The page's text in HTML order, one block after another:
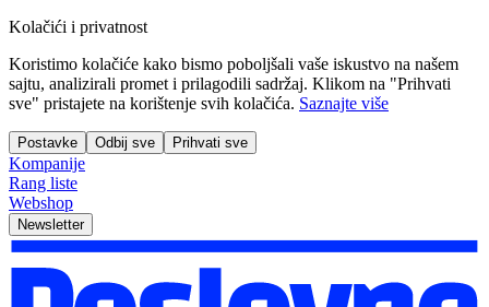
Kolačići i privatnost
Koristimo kolačiće kako bismo poboljšali vaše iskustvo na našem
sajtu, analizirali promet i prilagodili sadržaj. Klikom na "Prihvati
sve" pristajete na korištenje svih kolačića. Saznajte više
Postavke Odbij sve Prihvati sve
Kompanije
Rang liste
Webshop
Newsletter